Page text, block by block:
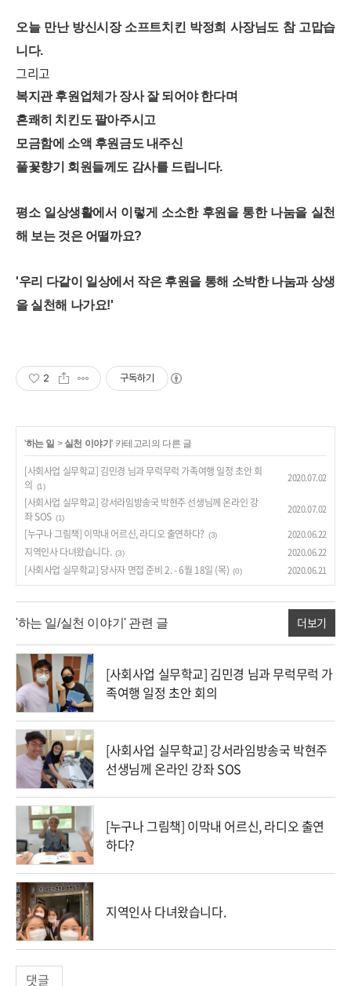
오늘 만난 방신시장 소프트치킨 박정희 사장님도 참 고맙습
니다.
그리고
복지관 후원업체가 장사 잘 되어야 한다며
흔쾌히 치킨도 팔아주시고
모금함에 소액 후원금도 내주신
풀꽃향기 회원들께도 감사를 드립니다.
평소 일상생활에서 이렇게 소소한 후원을 통한 나눔을 실천
해 보는 것은 어떨까요?
'우리 다같이 일상에서 작은 후원을 통해 소박한 나눔과 상생
을 실천해 나가요!'
2 구독하기
'하는 일 > 실천 이야기' 카테고리의 다른 글
[사회사업 실무학교] 김민경 님과 무럭무럭 가족여행 일정 초안 회
의 (1)
2020.07.02
[사회사업 실무학교] 강서라임방송국 박현주 선생님께 온라인 강
좌 SOS (1)
2020.07.02
[누구나 그림책] 이막내 어르신, 라디오 출연하다? (3) 2020.06.22
지역인사 다녀왔습니다. (3) 2020.06.22
[사회사업 실무학교] 당사자 면접 준비 2. - 6월 18일 (목) (0) 2020.06.21
'하는 일/실천 이야기' 관련 글 더보기
[사회사업 실무학교] 김민경 님과 무럭무럭 가
족여행 일정 초안 회의
[사회사업 실무학교] 강서라임방송국 박현주
선생님께 온라인 강좌 SOS
[누구나 그림책] 이막내 어르신, 라디오 출연
하다?
지역인사 다녀왔습니다.
댓글